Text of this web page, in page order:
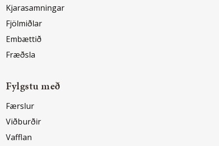
Kjarasamningar
Fjölmiðlar
Embættið
Fræðsla
Fylgstu með
Færslur
Viðburðir
Vafflan